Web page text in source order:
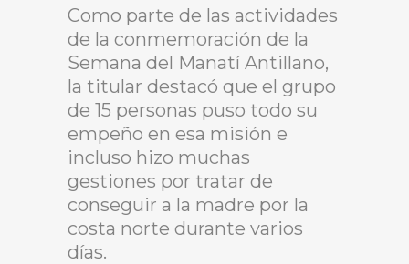
Como parte de las actividades
de la conmemoración de la
Semana del Manatí Antillano,
la titular destacó que el grupo
de 15 personas puso todo su
empeño en esa misión e
incluso hizo muchas
gestiones por tratar de
conseguir a la madre por la
costa norte durante varios
días.